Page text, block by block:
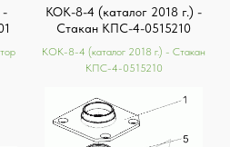
-
КОК-8-4 (каталог 2018 г.) -
Стакан КПС-4-0515210
КОК-8-4 (каталог 2018 г.) - Стакан
КПС-4-0515210